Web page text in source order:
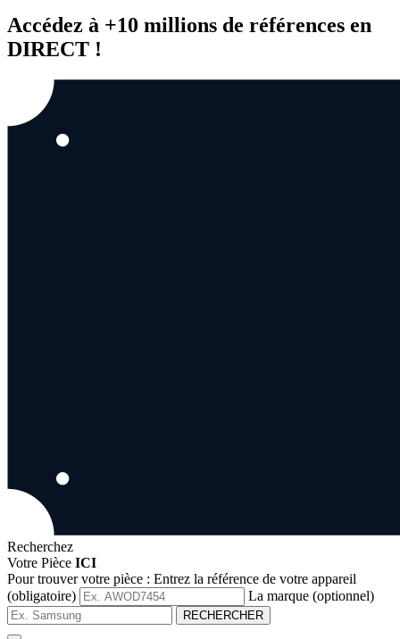
Accédez à +10 millions de références en
DIRECT !
Recherchez
Votre Pièce ICI
Pour trouver votre pièce : Entrez la référence de votre appareil
(obligatoire)
La marque (optionnel)
RECHERCHER